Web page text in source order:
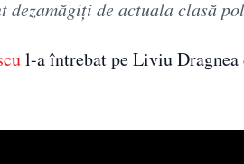
de actuala clasă
l-a întrebat pe Liviu